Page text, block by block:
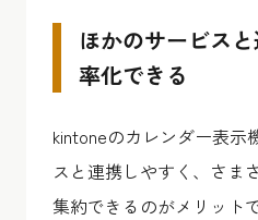
ほかのサービス
率化できる
kintoneのカレンダー表示
スと連携しやすく、さま
集約できるのがメリットで